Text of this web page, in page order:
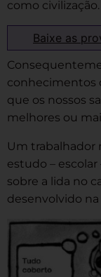
como civilização.
Baixe as
conhecimentos
que os nossos
melhores ou
Um trabalhador
estudo –
sobre a lida no
desenvolvido na